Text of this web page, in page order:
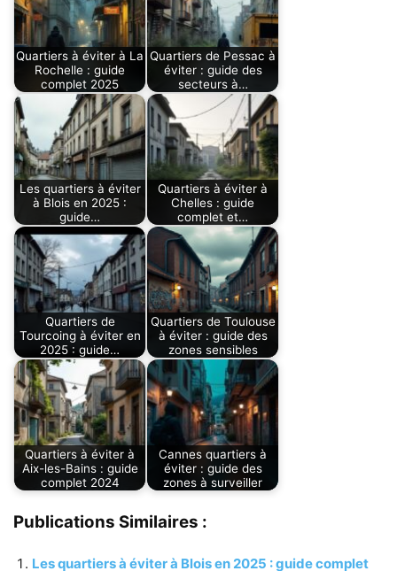
Quartiers à éviter à La
Rochelle : guide
complet 2025
Quartiers de Pessac à
éviter : guide des
secteurs à…
Les quartiers à éviter
à Blois en 2025 :
guide…
Quartiers à éviter à
Chelles : guide
complet et…
Quartiers de
Tourcoing à éviter en
2025 : guide…
Quartiers de Toulouse
à éviter : guide des
zones sensibles
Quartiers à éviter à
Aix-les-Bains : guide
complet 2024
Cannes quartiers à
éviter : guide des
zones à surveiller
Publications Similaires :
Les quartiers à éviter à Blois en 2025 : guide complet